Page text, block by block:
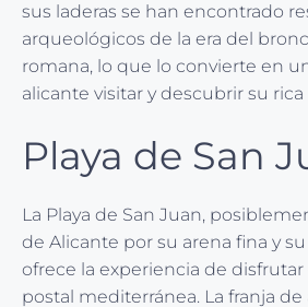
sus laderas se han encontrado
arqueológicos de la era del
romana, lo que lo convierte en
alicante visitar y descubrir su rica
Playa de San
La Playa de San Juan,
de Alicante por su arena fina y
ofrece la experiencia de
postal mediterránea. La franja de